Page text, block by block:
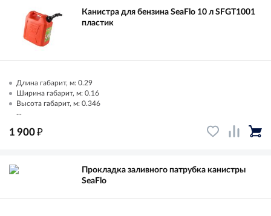
Канистра для бензина SeaFlo 10 л SFGT1001
пластик
Длина габарит, м: 0.29
Ширина габарит, м: 0.16
Высота габарит, м: 0.346
...
1 900₽
Прокладка заливного патрубка канистры
SeaFlo